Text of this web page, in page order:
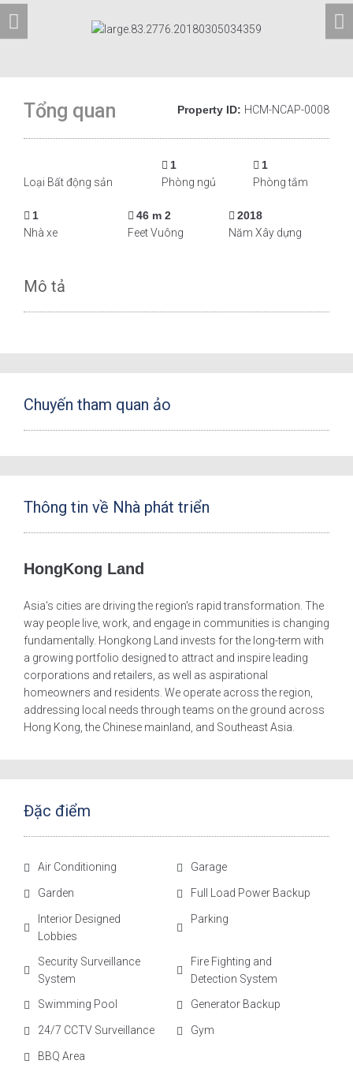
Tổng quan Property ID: HCM-NCAP-0008
Loại Bất động sản
1
Phòng ngủ
1
Phòng tắm
1
Nhà xe
46 m 2
Feet Vuông
2018
Năm Xây dựng
Mô tả
Chuyến tham quan ảo
Thông tin về Nhà phát triển
HongKong Land
Asia's cities are driving the region's rapid transformation. The
way people live, work, and engage in communities is changing
fundamentally. Hongkong Land invests for the long-term with
a growing portfolio designed to attract and inspire leading
corporations and retailers, as well as aspirational
homeowners and residents. We operate across the region,
addressing local needs through teams on the ground across
Hong Kong, the Chinese mainland, and Southeast Asia.
Đặc điểm
Air Conditioning Garage
Garden Full Load Power Backup
Interior Designed
Lobbies
Parking
Security Surveillance
System
Fire Fighting and
Detection System
Swimming Pool
Generator Backup
24/7 CCTV Surveillance Gym
BBQ Area